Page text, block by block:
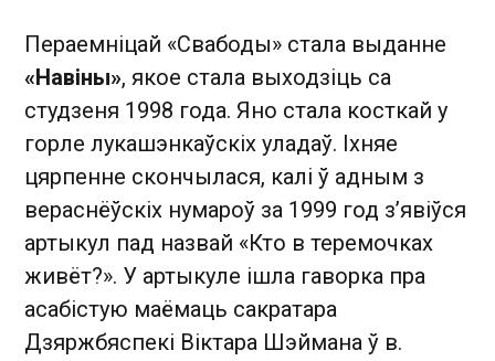
Пераемніцай «Свабоды» стала выданне
«Навіны», якое стала выходзіць са
студзеня 1998 года. Яно стала косткай у
горле лукашэнкаўскіх уладаў. Іхняе
цярпенне скончылася, калі ў адным з
вераснёўскіх нумароў за 1999 год з’явіўся
артыкул пад назвай «Кто в теремочках
живёт?». У артыкуле ішла гаворка пра
асабістую маёмаць сакратара
Дзяржбяспекі Віктара Шэймана ў в.